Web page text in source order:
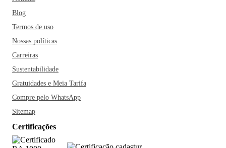
Blog
Termos de uso
Nossas políticas
Carreiras
Sustentabilidade
Gratuidades e Meia Tarifa
Compre pelo WhatsApp
Sitemap
Certificações